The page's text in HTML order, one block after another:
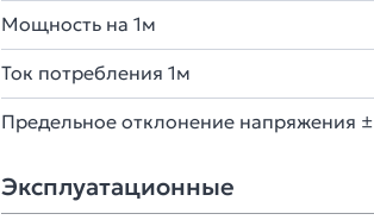
Мощность на 1м
Ток потребления 1м
Предельное отклонение напряжения ±
Эксплуатационные